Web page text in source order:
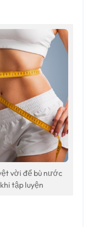
vời để bù nước
tập luyện